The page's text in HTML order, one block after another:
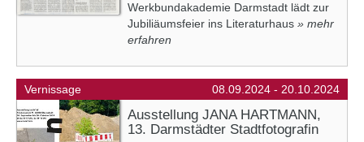
Werkbundakademie Darmstadt lädt zur
Jubiliäumsfeier ins Literaturhaus » mehr
erfahren
Vernissage 08.09.2024 - 20.10.2024
Ausstellung JANA HARTMANN,
13. Darmstädter Stadtfotografin